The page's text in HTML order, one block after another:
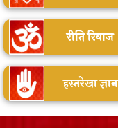
रीति रिवाज
हस्तरेखा ज्ञान